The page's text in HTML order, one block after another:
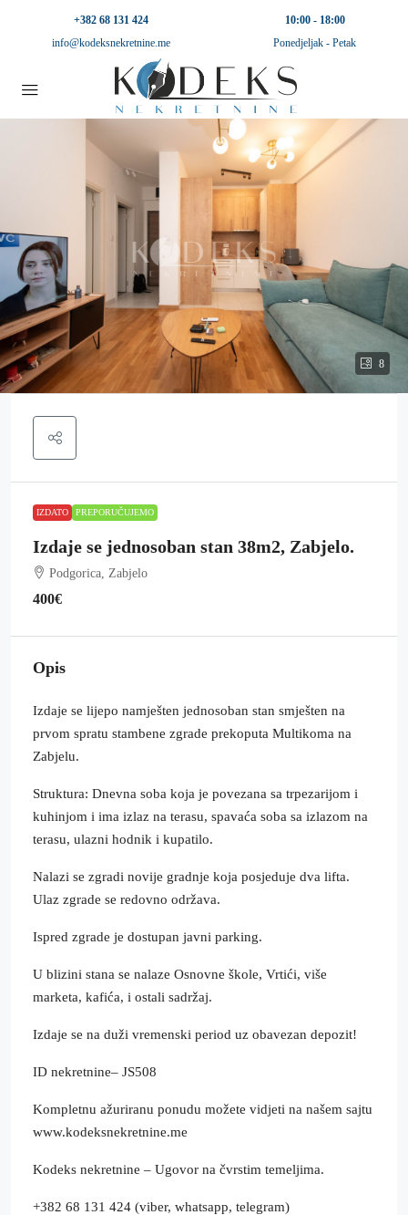
+382 68 131 424
info@kodeksnekretnine.me
10:00 - 18:00
Ponedjeljak - Petak
8
IZDATO PREPORUČUJEMO
Izdaje se jednosoban stan 38m2, Zabjelo.
Podgorica, Zabjelo
400€
Opis
Izdaje se lijepo namješten jednosoban stan smješten na
prvom spratu stambene zgrade prekoputa Multikoma na
Zabjelu.
Struktura: Dnevna soba koja je povezana sa trpezarijom i
kuhinjom i ima izlaz na terasu, spavaća soba sa izlazom na
terasu, ulazni hodnik i kupatilo.
Nalazi se zgradi novije gradnje koja posjeduje dva lifta.
Ulaz zgrade se redovno održava.
Ispred zgrade je dostupan javni parking.
U blizini stana se nalaze Osnovne škole, Vrtići, više
marketa, kafića, i ostali sadržaj.
Izdaje se na duži vremenski period uz obavezan depozit!
ID nekretnine– JS508
Kompletnu ažuriranu ponudu možete vidjeti na našem sajtu
www.kodeksnekretnine.me
Kodeks nekretnine – Ugovor na čvrstim temeljima.
+382 68 131 424 (viber, whatsapp, telegram)